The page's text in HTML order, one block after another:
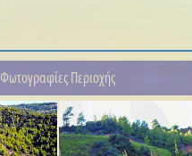
Φωτογραφίες Περιοχής